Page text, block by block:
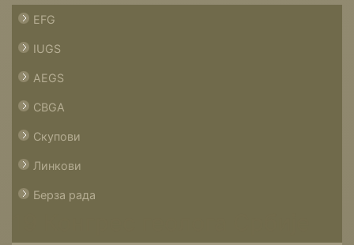
EFG
IUGS
AEGS
CBGA
Скупови
Линкови
Берза рада